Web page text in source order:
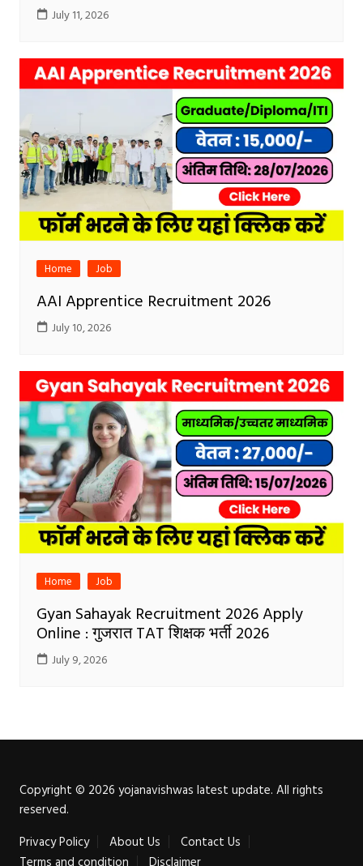
July 11, 2026
Home Job
AAI Apprentice Recruitment 2026
July 10, 2026
Home Job
Gyan Sahayak Recruitment 2026 Apply
Online : गुजरात TAT शिक्षक भर्ती 2026
July 9, 2026
Copyright © 2026 yojanavishwas latest update. All rights
reserved.
Privacy Policy
About Us
Contact Us
Terms and condition
Disclaimer